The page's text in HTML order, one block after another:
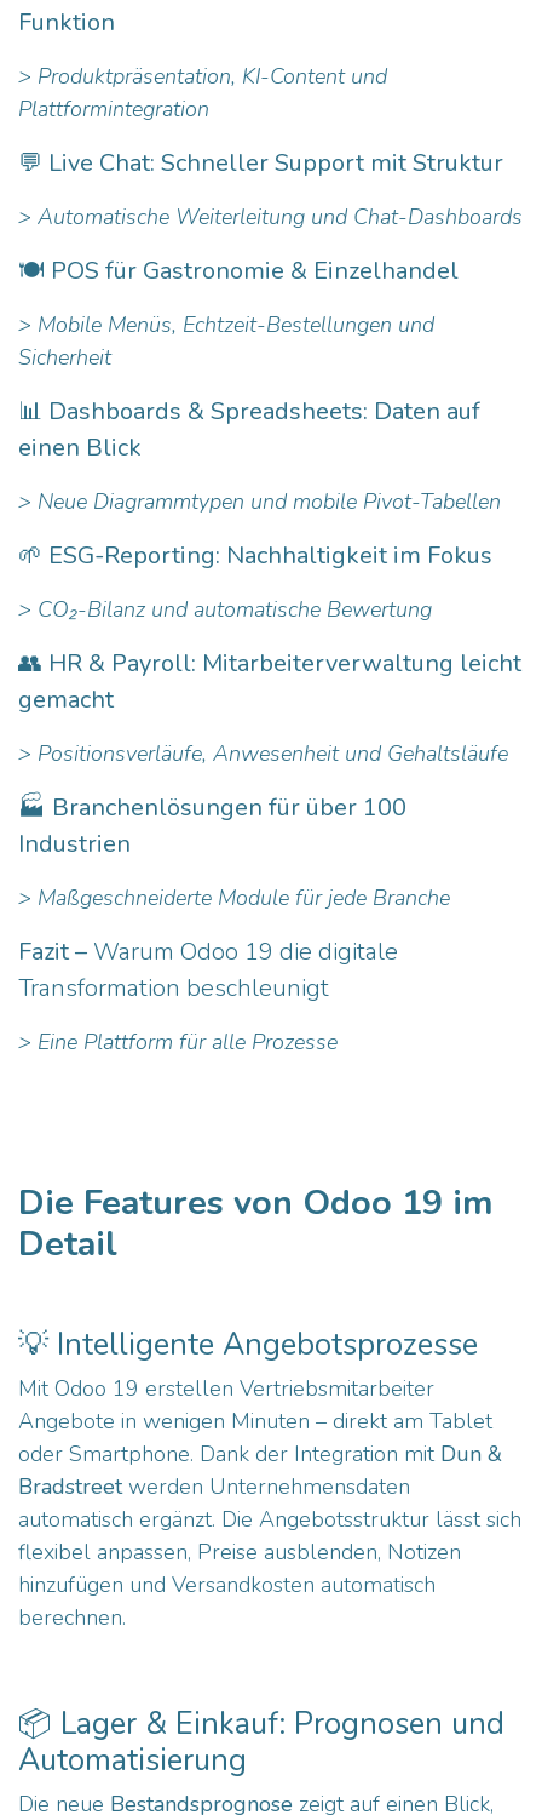
Funktion
> Produktpräsentation, KI-Content und
Plattformintegration
💬 Live Chat: Schneller Support mit Struktur
> Automatische Weiterleitung und Chat-Dashboards
🍽️ POS für Gastronomie & Einzelhandel
> Mobile Menüs, Echtzeit-Bestellungen und
Sicherheit
📊 Dashboards & Spreadsheets: Daten auf
einen Blick
> Neue Diagrammtypen und mobile Pivot-Tabellen
🌱 ESG-Reporting: Nachhaltigkeit im Fokus
> CO₂-Bilanz und automatische Bewertung
👥 HR & Payroll: Mitarbeiterverwaltung leicht
gemacht
> Positionsverläufe, Anwesenheit und Gehaltsläufe
🏭 Branchenlösungen für über 100
Industrien
> Maßgeschneiderte Module für jede Branche
Fazit – Warum Odoo 19 die digitale
Transformation beschleunigt
> Eine Plattform für alle Prozesse
Die Features von Odoo 19 im
Detail
💡 Intelligente Angebotsprozesse
Mit Odoo 19 erstellen Vertriebsmitarbeiter
Angebote in wenigen Minuten – direkt am Tablet
oder Smartphone. Dank der Integration mit Dun &
Bradstreetwerden Unternehmensdaten
automatisch ergänzt. Die Angebotsstruktur lässt sich
flexibel anpassen, Preise ausblenden, Notizen
hinzufügen und Versandkosten automatisch
berechnen.
📦 Lager & Einkauf: Prognosen und
Automatisierung
Die neue Bestandsprognose zeigt auf einen Blick,